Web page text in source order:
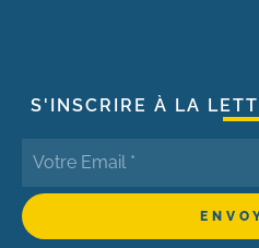
S'INSCRIRE À LA